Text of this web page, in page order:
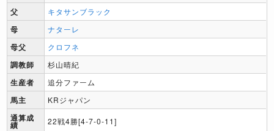
父 キタサンブラック
母 ナターレ
母父 クロフネ
調教師 杉山晴紀
生産者 追分ファーム
馬主 KRジャパン
通算成
績 22戦4勝[4-7-0-11]